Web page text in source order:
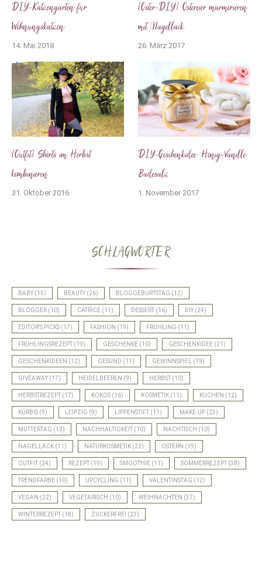
DIY-Katzengarten für
Wohnungskatzen
14. Mai 2018
[Oster-DIY] Ostereier marmorieren
mit Nagellack
26. März 2017
[Outfit] Shorts im Herbst
kombinieren
31. Oktober 2016
DIY-Geschenkidee: Honig-Vanille
Badesalz
1. November 2017
SCHLAGWÖRTER
BABY (15) BEAUTY (26) BLOGGEBURTSTAG (12)
BLOGGER (10) CATRICE (11) DESSERT (16) DIY (24)
EDITOR'S PICKS (17) FASHION (19) FRÜHLING (11)
FRÜHLINGSREZEPT (19) GESCHENKE (10) GESCHENKIDEE (21)
GESCHENKIDEEN (12) GESUND (11) GEWINNSPIEL (19)
GIVEAWAY (17) HEIDELBEEREN (9) HERBST (10)
HERBSTREZEPT (17) KOKOS (16) KOSMETIK (11) KUCHEN (12)
KÜRBIS (9) LEIPZIG (9) LIPPENSTIFT (11) MAKE-UP (23)
MUTTERTAG (12) NACHHALTIGKEIT (10) NACHTISCH (10)
NAGELLACK (11) NATURKOSMETIK (22) OSTERN (19)
OUTFIT (24) REZEPT (19) SMOOTHIE (11) SOMMERREZEPT (38)
TRENDFARBE (10) UPCYCLING (11) VALENTINSTAG (12)
VEGAN (22) VEGETARISCH (10) WEIHNACHTEN (37)
WINTERREZEPT (18) ZUCKERFREI (23)